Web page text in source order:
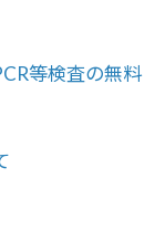
等検査の無料